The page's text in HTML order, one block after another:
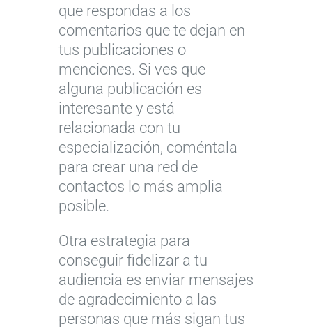
que respondas a los
comentarios que te dejan en
tus publicaciones o
menciones. Si ves que
alguna publicación es
interesante y está
relacionada con tu
especialización, coméntala
para crear una red de
contactos lo más amplia
posible.
Otra estrategia para
conseguir fidelizar a tu
audiencia es enviar mensajes
de agradecimiento a las
personas que más sigan tus